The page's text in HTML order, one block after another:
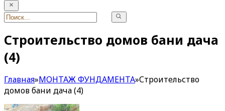
Строительство домов бани дача
(4)
Главная»МОНТАЖ ФУНДАМЕНТА»Строительство
домов бани дача (4)